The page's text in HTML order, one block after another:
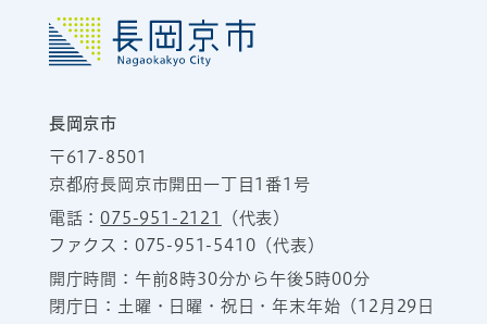
長岡京市
〒617-8501
京都府長岡京市開田一丁目1番1号
電話：075-951-2121
（代表）
ファクス：075-951-5410（代表）
開庁時間：午前8時30分から午後5時00分
閉庁日：土曜・日曜・祝日・年末年始（12月29日